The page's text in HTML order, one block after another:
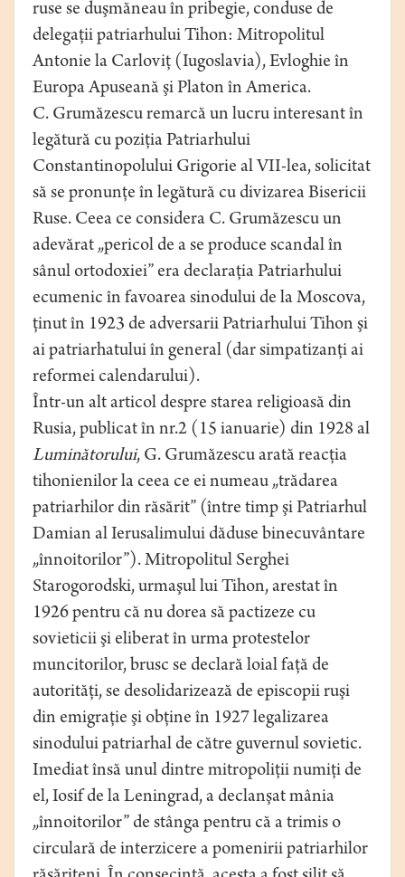
ruse se duşmăneau în pribegie, conduse de
delegaţii patriarhului Tihon: Mitropolitul
Antonie la Carloviţ (Iugoslavia), Evloghie în
Europa Apuseană şi Platon în America.
C. Grumăzescu remarcă un lucru interesant în
legătură cu poziţia Patriarhului
Constantinopolului Grigorie al VII-lea, solicitat
să se pronunţe în legătură cu divizarea Bisericii
Ruse. Ceea ce considera C. Grumăzescu un
adevărat „pericol de a se produce scandal în
sânul ortodoxiei” era declaraţia Patriarhului
ecumenic în favoarea sinodului de la Moscova,
ţinut în 1923 de adversarii Patriarhului Tihon şi
ai patriarhatului în general (dar simpatizanţi ai
reformei calendarului).
Într-un alt articol despre starea religioasă din
Rusia, publicat în nr.2 (15 ianuarie) din 1928 al
Luminătorului, G. Grumăzescu arată reacţia
tihonienilor la ceea ce ei numeau „trădarea
patriarhilor din răsărit” (între timp şi Patriarhul
Damian al Ierusalimului dăduse binecuvântare
„înnoitorilor”). Mitropolitul Serghei
Starogorodski, urmaşul lui Tihon, arestat în
1926 pentru că nu dorea să pactizeze cu
sovieticii şi eliberat în urma protestelor
muncitorilor, brusc se declară loial faţă de
autorităţi, se desolidarizează de episcopii ruşi
din emigraţie şi obţine în 1927 legalizarea
sinodului patriarhal de către guvernul sovietic.
Imediat însă unul dintre mitropoliţii numiţi de
el, Iosif de la Leningrad, a declanşat mânia
„înnoitorilor” de stânga pentru că a trimis o
circulară de interzicere a pomenirii patriarhilor